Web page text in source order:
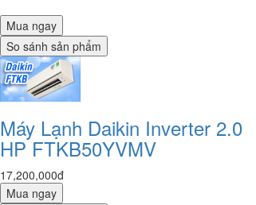
Mua ngay
So sánh sản phẩm
Máy Lạnh Daikin Inverter 2.0
HP FTKB50YVMV
17,200,000đ
Mua ngay